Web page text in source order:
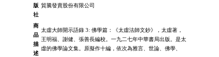
版
社
貿騰發賣股份有限公司
商
品
描
述
太虛大師開示語錄 3: 佛學篇：《太虛法師文鈔》，太虛著，
王明福、謝健、張善長編校。一九二七年中華書局出版。是太
虛的佛學論文集。原擬作十編，依次為雅言、世論、佛學、